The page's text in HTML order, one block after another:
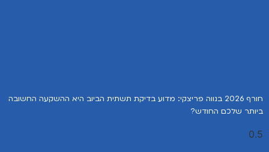
חורף 2026 בנווה פריצקי: מדוע בדיקת תשתית הביוב היא ההשקעה החשובה
ביותר שלכם החודש?